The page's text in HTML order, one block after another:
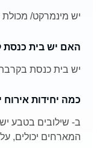
יש מינמרקט/
האם יש בית כנסת
יש בית כנסת
כמה יחידות
המארחים יכולים,